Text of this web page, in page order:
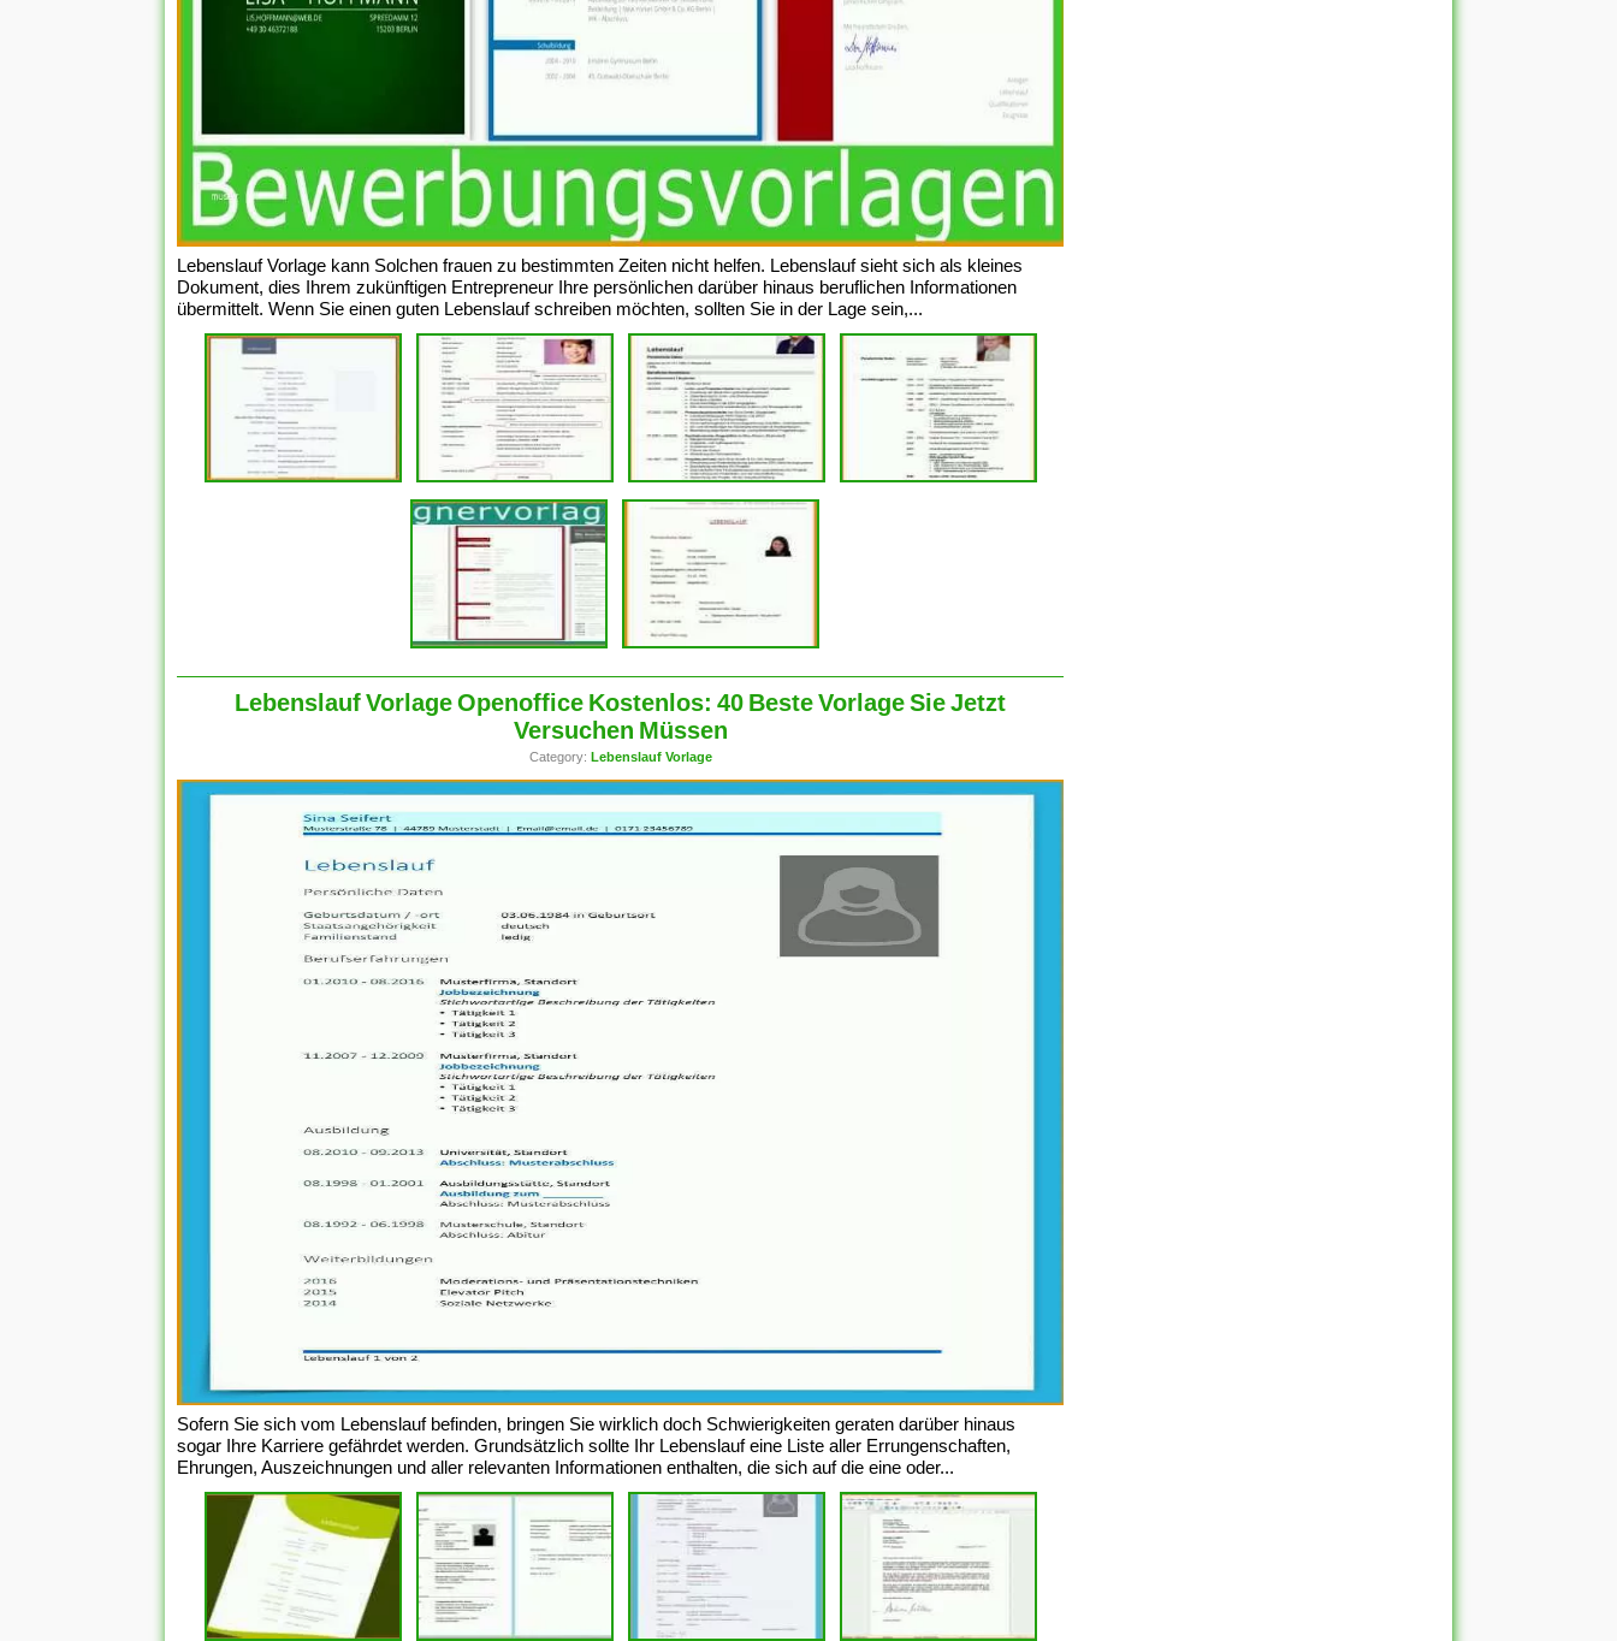
Lebenslauf Vorlage kann Solchen frauen zu bestimmten Zeiten nicht helfen. Lebenslauf sieht sich als kleines
Dokument, dies Ihrem zukünftigen Entrepreneur Ihre persönlichen darüber hinaus beruflichen Informationen
übermittelt. Wenn Sie einen guten Lebenslauf schreiben möchten, sollten Sie in der Lage sein,...
Lebenslauf Vorlage Openoffice Kostenlos: 40 Beste Vorlage Sie Jetzt
Versuchen Müssen
Category: Lebenslauf Vorlage
Sofern Sie sich vom Lebenslauf befinden, bringen Sie wirklich doch Schwierigkeiten geraten darüber hinaus
sogar Ihre Karriere gefährdet werden. Grundsätzlich sollte Ihr Lebenslauf eine Liste aller Errungenschaften,
Ehrungen, Auszeichnungen und aller relevanten Informationen enthalten, die sich auf die eine oder...